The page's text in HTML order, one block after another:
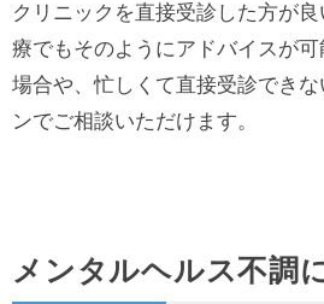
クリニックを直接受診した方が
療でもそのようにアドバイスが
場合や、忙しくて直接受診でき
ンでご相談いただけます。
メンタルヘルス不調